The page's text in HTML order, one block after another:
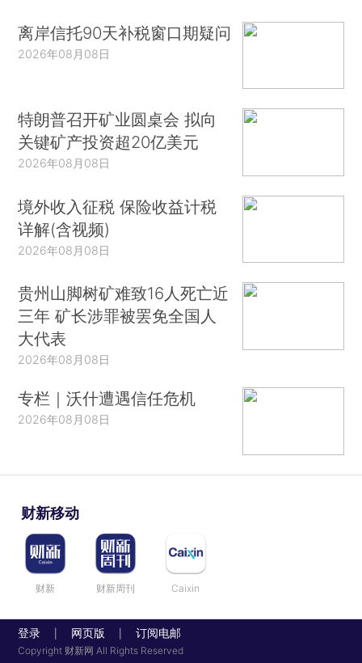
离岸信托90天补税窗口期疑问
2026年08月08日
特朗普召开矿业圆桌会 拟向
关键矿产投资超20亿美元
2026年08月08日
境外收入征税 保险收益计税
详解(含视频)
2026年08月08日
贵州山脚树矿难致16人死亡近
三年 矿长涉罪被罢免全国人
大代表
2026年08月08日
专栏｜沃什遭遇信任危机
2026年08月08日
财新移动
财新 财新周刊 Caixin
登录 网页版 订阅电邮
Copyright 财新网 All Rights Reserved